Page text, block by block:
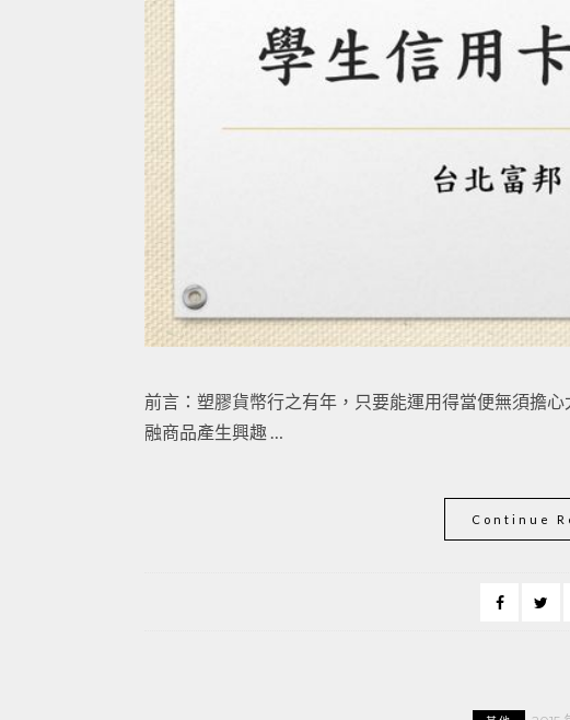
前言：塑膠貨幣行之有年，只要能運用得當便無須擔
融商品產生興趣 …
Continue